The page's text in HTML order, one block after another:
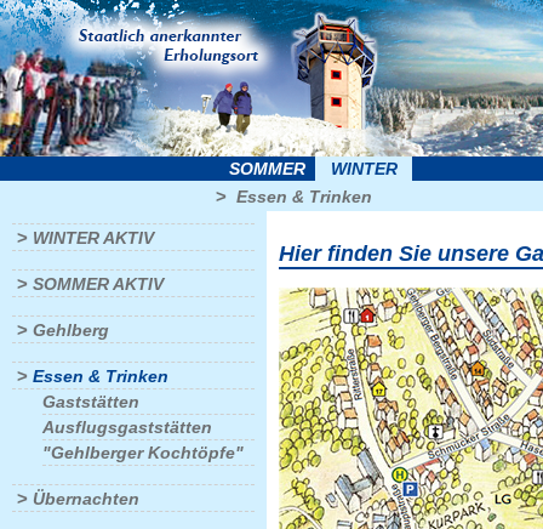
SOMMER WINTER
> Essen & Trinken
> WINTER AKTIV
> SOMMER AKTIV
> Gehlberg
> Essen & Trinken
Gaststätten
Ausflugsgaststätten
"Gehlberger Kochtöpfe"
> Übernachten
Hier finden Sie unsere